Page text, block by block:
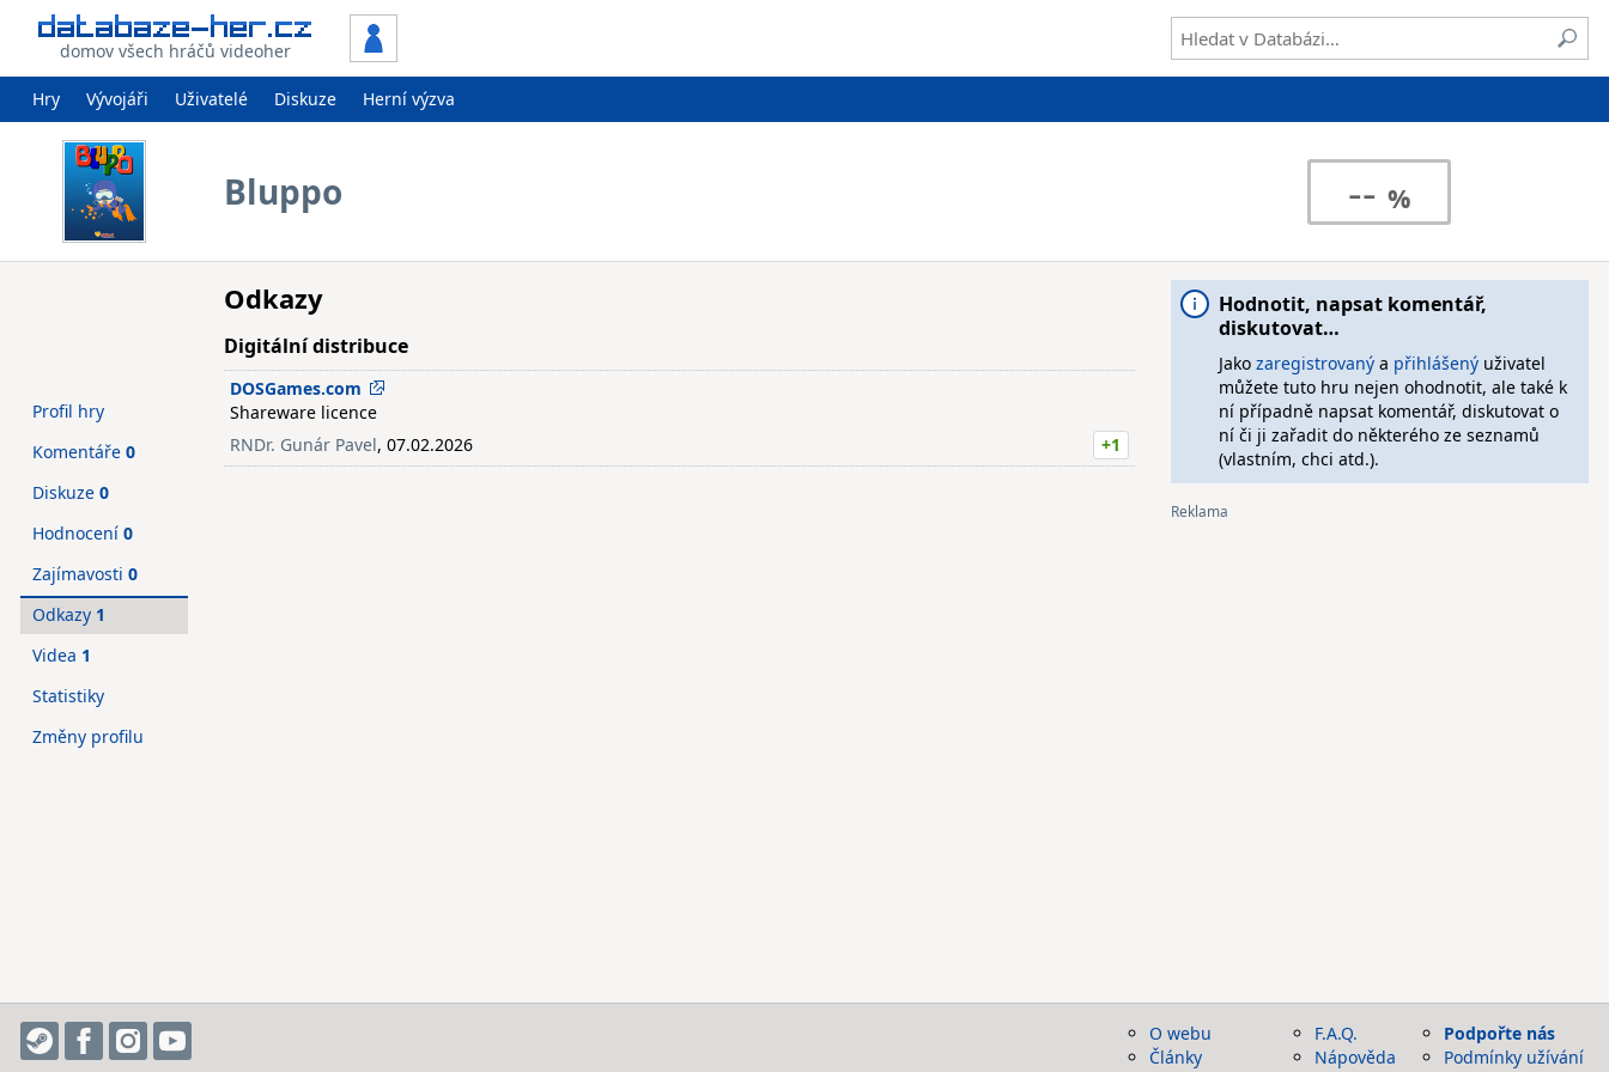
domov všech hráčů videoher
Hry Vývojáři Uživatelé Diskuze Herní výzva
Bluppo --
Odkazy
Digitální distribuce
DOSGames.com
Shareware licence
RNDr. Gunár Pavel, 07.02.2026 +1
Profil hry
Komentáře 0
Diskuze 0
Hodnocení 0
Zajímavosti 0
Odkazy 1
Videa 1
Statistiky
Změny profilu
Hodnotit, napsat komentář,
diskutovat…
Jako zaregistrovanýa přihlášenýuživatel
můžete tuto hru nejen ohodnotit, ale také k
ní případně napsat komentář, diskutovat o
ní či ji zařadit do některého ze seznamů
(vlastním, chci atd.).
O webu
Články
F.A.Q.
Nápověda
Podpořte nás
Podmínky užívání